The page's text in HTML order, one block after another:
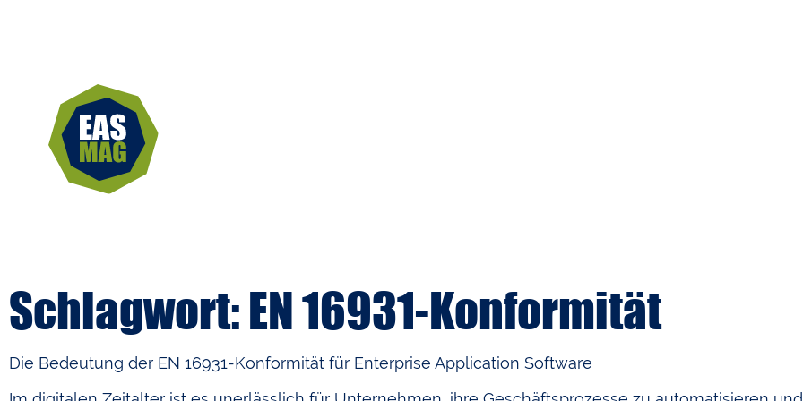
Schlagwort: EN 16931-Konformität
Die Bedeutung der EN 16931-Konformität für Enterprise Application Software